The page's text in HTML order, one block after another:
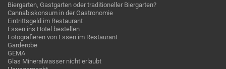
Biergarten, Gastgarten oder traditioneller Biergarten?
Cannabiskonsum in der Gastronomie
Eintrittsgeld im Restaurant
Essen ins Hotel bestellen
Fotografieren von Essen im Restaurant
Garderobe
GEMA
Glas Mineralwasser nicht erlaubt